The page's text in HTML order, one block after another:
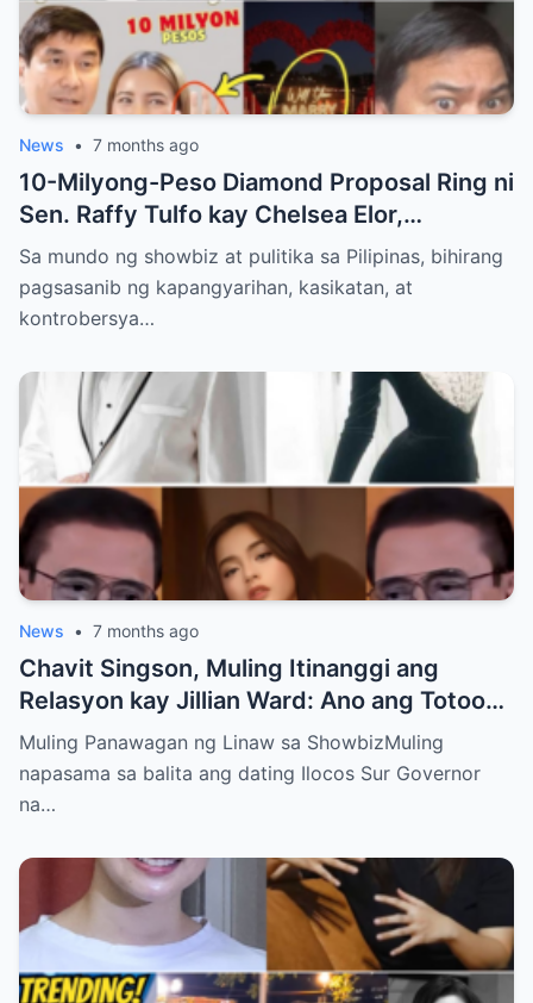
News • 7 months ago
10-Milyong-Peso Diamond Proposal Ring ni
Sen. Raffy Tulfo kay Chelsea Elor,
Nagdulot ng Kontrobersiya sa Pulitika at
Showbiz
Sa mundo ng showbiz at pulitika sa Pilipinas, bihirang
pagsasanib ng kapangyarihan, kasikatan, at
kontrobersya…
News • 7 months ago
Chavit Singson, Muling Itinanggi ang
Relasyon kay Jillian Ward: Ano ang Totoo
sa Lumalalang Chismis sa Social Media?
Muling Panawagan ng Linaw sa ShowbizMuling
napasama sa balita ang dating Ilocos Sur Governor
na…